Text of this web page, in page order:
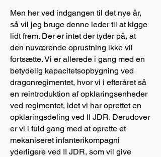
Men her ved indgangen til det nye år,
så vil jeg bruge denne leder til at kigge
lidt frem. Der er intet der tyder på, at
den nuværende oprustning ikke vil
fortsætte. Vi er allerede i gang med en
betydelig kapacitetsopbygning ved
dragonregimentet, hvor vi i efteråret så
en reintroduktion af opklaringsenheder
ved regimentet, idet vi har oprettet en
opklaringsdeling ved II JDR. Derudover
er vi i fuld gang med at oprette et
mekaniseret infanterikompagni
yderligere ved II JDR, som vil give